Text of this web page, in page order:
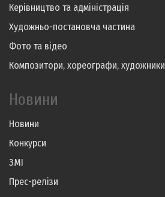
Керівництво та адміністрація
Художньо-постановча частина
Фото та відео
Композитори, хореографи, художники
Новини
Новини
Конкурси
ЗМІ
Прес-релізи